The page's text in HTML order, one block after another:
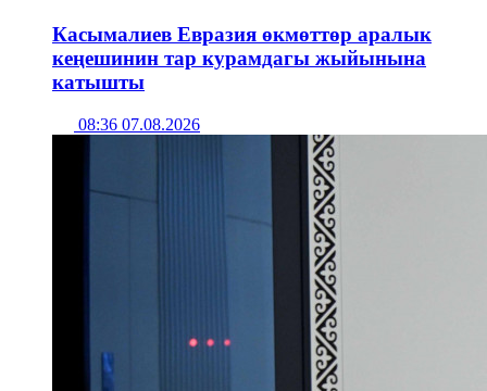
Касымалиев Евразия өкмөттөр аралык
кеңешинин тар курамдагы жыйынына
катышты
08:36 07.08.2026